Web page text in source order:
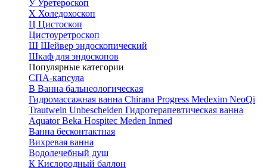
УУретероскоп
Х Холедохоскоп
Ц Цистоскоп
Цистоуретроскоп
Ш Шейвер эндоскопический
Шкаф для эндоскопов
Популярные категории
СПА-капсула
В Ванна бальнеологическая
Гидромассажная ванна Chirana Progress Medexim NeoQi
Trautwein Unbescheiden Гидротерапевтическая ванна
AquatorBeka Hospitec Meden Inmed
Ванна бесконтактная
Вихревая ванна
Водолечебный душ
К Кислородный баллон